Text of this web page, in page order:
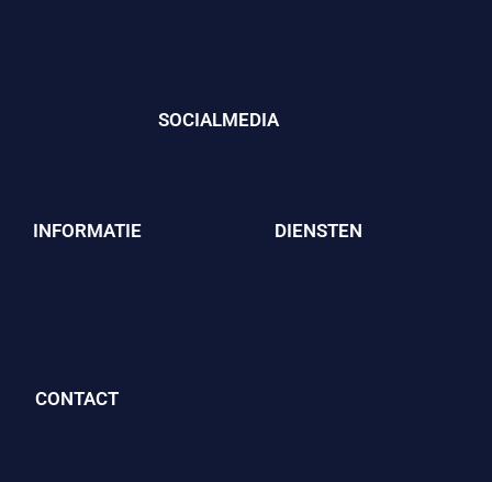
SOCIALMEDIA
INFORMATIE DIENSTEN
CONTACT